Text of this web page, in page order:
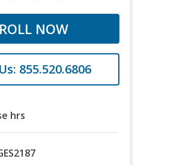
NOW
855.520.6806
hrs